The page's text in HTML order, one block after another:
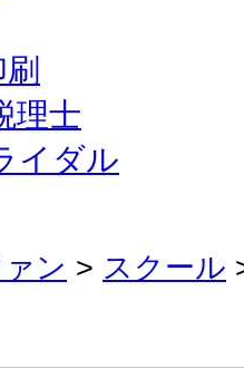
理士
イダル
ン > スクール